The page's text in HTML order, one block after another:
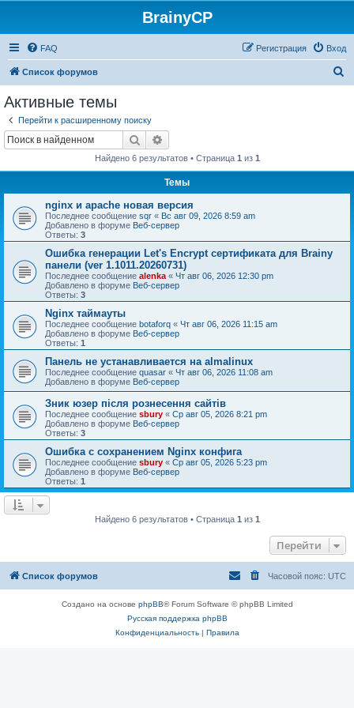
BrainyCP
FAQ Вход
Регистрация
Список форумов
Активные темы
Перейти к расширенному поиску
Поиск
Найдено 6 результатов • Страница 1 из 1
Темы
nginx и apache новая версия
Последнее сообщение sqr « Вс авг 09, 2026 8:59 am
Добавлено в форуме Веб-сервер
Ответы: 3
Ошибка генерации Let's Encrypt сертификата для Brainy
панели (ver 1.1011.20260731)
Последнее сообщение alenka « Чт авг 06, 2026 12:30 pm
Добавлено в форуме Веб-сервер
Ответы: 3
Nginx таймауты
Последнее сообщение botaforq « Чт авг 06, 2026 11:15 am
Добавлено в форуме Веб-сервер
Ответы: 1
Панель не устанавливается на almalinux
Последнее сообщение quasar « Чт авг 06, 2026 11:08 am
Добавлено в форуме Веб-сервер
Зник юзер після рознесення сайтів
Последнее сообщение sbury « Ср авг 05, 2026 8:21 pm
Добавлено в форуме Веб-сервер
Ответы: 3
Ошибка с сохранением Nginx конфига
Последнее сообщение sbury « Ср авг 05, 2026 5:23 pm
Добавлено в форуме Веб-сервер
Ответы: 1
Найдено 6 результатов • Страница 1 из 1
Перейти
Список форумов Часовой пояс: UTC
Создано на основе phpBB® Forum Software © phpBB Limited
Русская поддержка phpBB
Конфиденциальность| Правила